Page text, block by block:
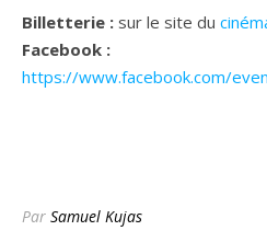
Billetterie : sur le site du
Facebook :
https://www.facebook.com/
Par Samuel Kujas